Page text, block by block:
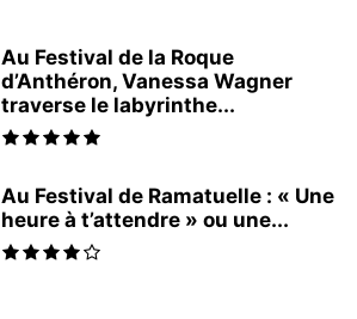
Au Festival de la Roque
d’Anthéron, Vanessa Wagner
traverse le labyrinthe...
Au Festival de Ramatuelle : « Une
heure à t’attendre » ou une...